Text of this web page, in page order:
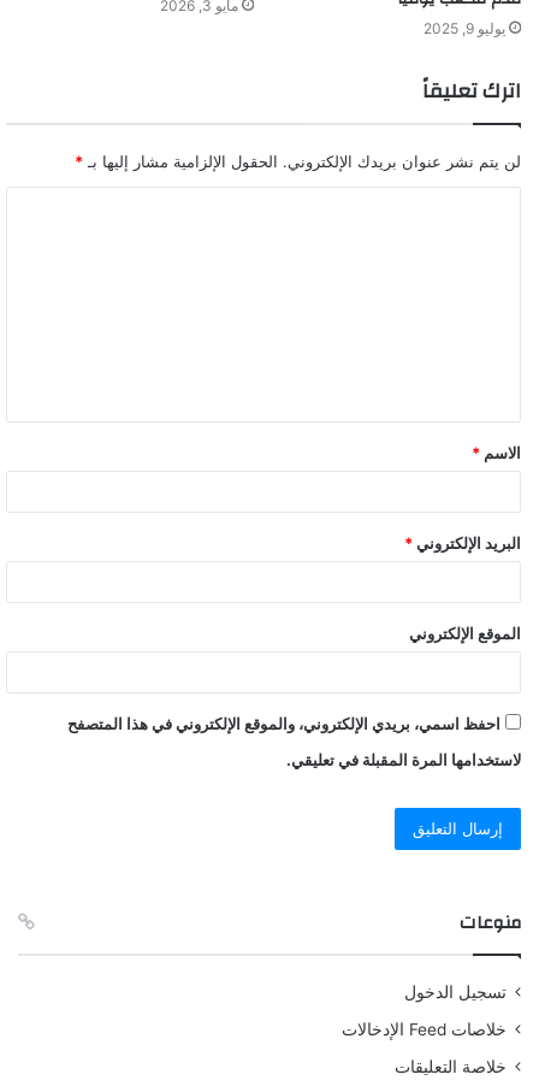
يوليو 9, 2025
مايو 3, 2026
اترك تعليقاً
لن يتم نشر عنوان بريدك الإلكتروني. الحقول الإلزامية مشار إليها بـ *
ق
*
الاسم *
البريد الإلكتروني *
الموقع الإلكتروني
احفظ اسمي، بريدي الإلكتروني، والموقع الإلكتروني في هذا المتصفح
لاستخدامها المرة المقبلة في تعليقي.
منوعات
تسجيل الدخول
خلاصات Feed الإدخالات
خلاصة التعليقات